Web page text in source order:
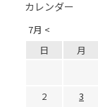
カレンダー
7月 <
日 月
2
3